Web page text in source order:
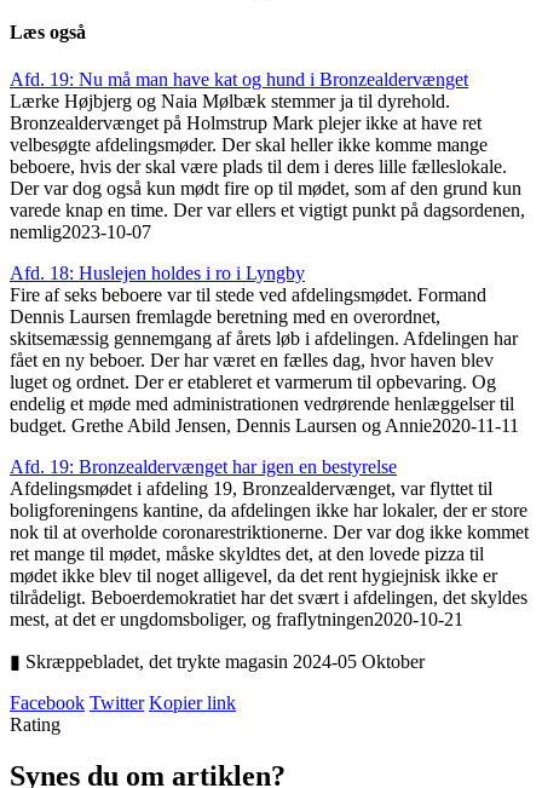
Læs også
Afd. 19: Nu må man have kat og hund i Bronzealdervænget
Lærke Højbjerg og Naia Mølbæk stemmer ja til dyrehold.
Bronzealdervænget på Holmstrup Mark plejer ikke at have ret
velbesøgte afdelingsmøder. Der skal heller ikke komme mange
beboere, hvis der skal være plads til dem i deres lille fælleslokale.
Der var dog også kun mødt fire op til mødet, som af den grund kun
varede knap en time. Der var ellers et vigtigt punkt på dagsordenen,
nemlig2023-10-07
Afd. 18: Huslejen holdes i ro i Lyngby
Fire af seks beboere var til stede ved afdelingsmødet. Formand
Dennis Laursen fremlagde beretning med en overordnet,
skitsemæssig gennemgang af årets løb i afdelingen. Afdelingen har
fået en ny beboer. Der har været en fælles dag, hvor haven blev
luget og ordnet. Der er etableret et varmerum til opbevaring. Og
endelig et møde med administrationen vedrørende henlæggelser til
budget. Grethe Abild Jensen, Dennis Laursen og Annie2020-11-11
Afd. 19: Bronzealdervænget har igen en bestyrelse
Afdelingsmødet i afdeling 19, Bronzealdervænget, var flyttet til
boligforeningens kantine, da afdelingen ikke har lokaler, der er store
nok til at overholde coronarestriktionerne. Der var dog ikke kommet
ret mange til mødet, måske skyldtes det, at den lovede pizza til
mødet ikke blev til noget alligevel, da det rent hygiejnisk ikke er
tilrådeligt. Beboerdemokratiet har det svært i afdelingen, det skyldes
mest, at det er ungdomsboliger, og fraflytningen2020-10-21
▮ Skræppebladet, det trykte magasin 2024-05 Oktober
Facebook Twitter Kopier link
Rating
Synes du om artiklen?